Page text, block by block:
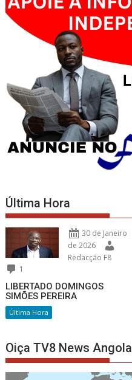
Última Hora
30 de Janeiro
de 2026
Redacção F8
1
LIBERTADO DOMINGOS
SIMÕES PEREIRA
Última Hora
Oiça TV8 News Angola